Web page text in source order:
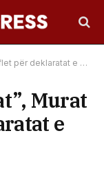
për çështjen e Presidentit
Murat
e